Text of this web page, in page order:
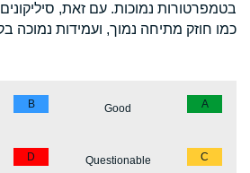
בטמפרטורות נמוכות. עם זאת,
כמו חוזק מתיחה נמוך, ועמידות נמוכה
A
Good
B
C
Questionable
D